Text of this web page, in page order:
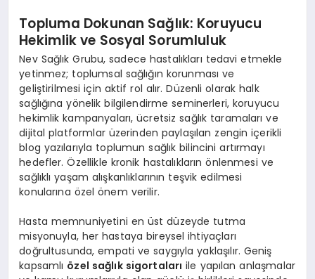
Topluma Dokunan Sağlık: Koruyucu
Hekimlik ve Sosyal Sorumluluk
Nev Sağlık Grubu, sadece hastalıkları tedavi etmekle
yetinmez; toplumsal sağlığın korunması ve
geliştirilmesi için aktif rol alır. Düzenli olarak halk
sağlığına yönelik bilgilendirme seminerleri, koruyucu
hekimlik kampanyaları, ücretsiz sağlık taramaları ve
dijital platformlar üzerinden paylaşılan zengin içerikli
blog yazılarıyla toplumun sağlık bilincini artırmayı
hedefler. Özellikle kronik hastalıkların önlenmesi ve
sağlıklı yaşam alışkanlıklarının teşvik edilmesi
konularına özel önem verilir.
Hasta memnuniyetini en üst düzeyde tutma
misyonuyla, her hastaya bireysel ihtiyaçları
doğrultusunda, empati ve saygıyla yaklaşılır. Geniş
kapsamlı özel sağlık sigortaları ile yapılan anlaşmalar